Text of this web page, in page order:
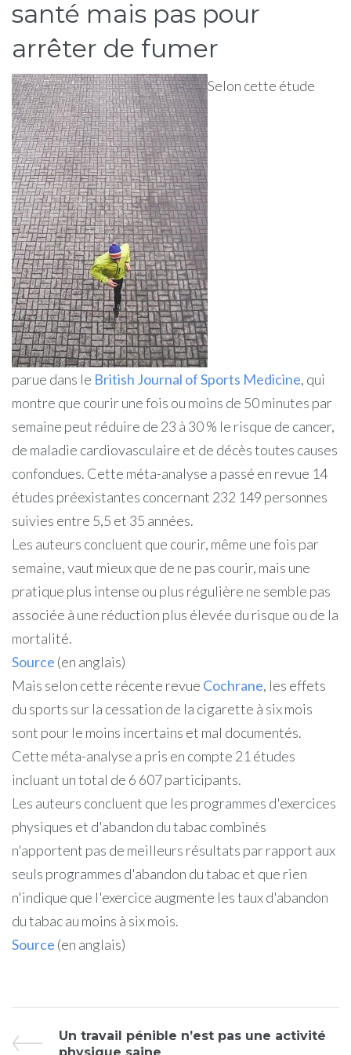
santé mais pas pour
arrêter de fumer
Selon cette étude
parue dans le British Journal of Sports Medicine, qui
montre que courir une fois ou moins de 50 minutes par
semaine peut réduire de 23 à 30 % le risque de cancer,
de maladie cardiovasculaire et de décès toutes causes
confondues. Cette méta-analyse a passé en revue 14
études préexistantes concernant 232 149 personnes
suivies entre 5,5 et 35 années.
Les auteurs concluent que courir, même une fois par
semaine, vaut mieux que de ne pas courir, mais une
pratique plus intense ou plus régulière ne semble pas
associée à une réduction plus élevée du risque ou de la
mortalité.
Source (en anglais)
Mais selon cette récente revue Cochrane, les effets
du sports sur la cessation de la cigarette à six mois
sont pour le moins incertains et mal documentés.
Cette méta-analyse a pris en compte 21 études
incluant un total de 6 607 participants.
Les auteurs concluent que les programmes d'exercices
physiques et d'abandon du tabac combinés
n'apportent pas de meilleurs résultats par rapport aux
seuls programmes d'abandon du tabacet que rien
n'indique que l'exercice augmente les taux d'abandon
du tabac au moins à six mois.
Source (en anglais)
Un travail pénible n’est pas une activité